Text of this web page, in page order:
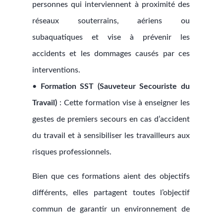
personnes qui interviennent à proximité des
réseaux souterrains, aériens ou
subaquatiques et vise à prévenir les
accidents et les dommages causés par ces
interventions.
• Formation SST (Sauveteur Secouriste du
Travail): Cette formation vise à enseigner les
gestes de premiers secours en cas d’accident
du travail et à sensibiliser les travailleurs aux
risques professionnels.
Bien que ces formations aient des objectifs
différents, elles partagent toutes l’objectif
commun de garantir un environnement de